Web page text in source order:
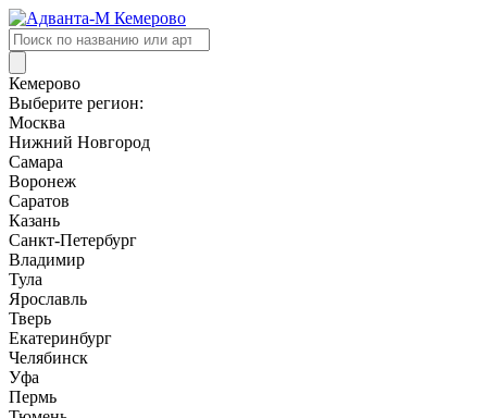
Поиск
товаров
Кемерово
Выберите регион:
Москва
Нижний Новгород
Самара
Воронеж
Саратов
Казань
Санкт-Петербург
Владимир
Тула
Ярославль
Тверь
Екатеринбург
Челябинск
Уфа
Пермь